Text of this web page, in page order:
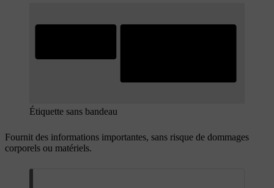
Étiquette sans bandeau
Fournit des informations importantes, sans risque de dommages
corporels ou matériels.